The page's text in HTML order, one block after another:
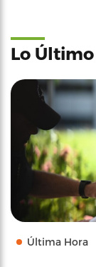
Lo Último
Última Hora